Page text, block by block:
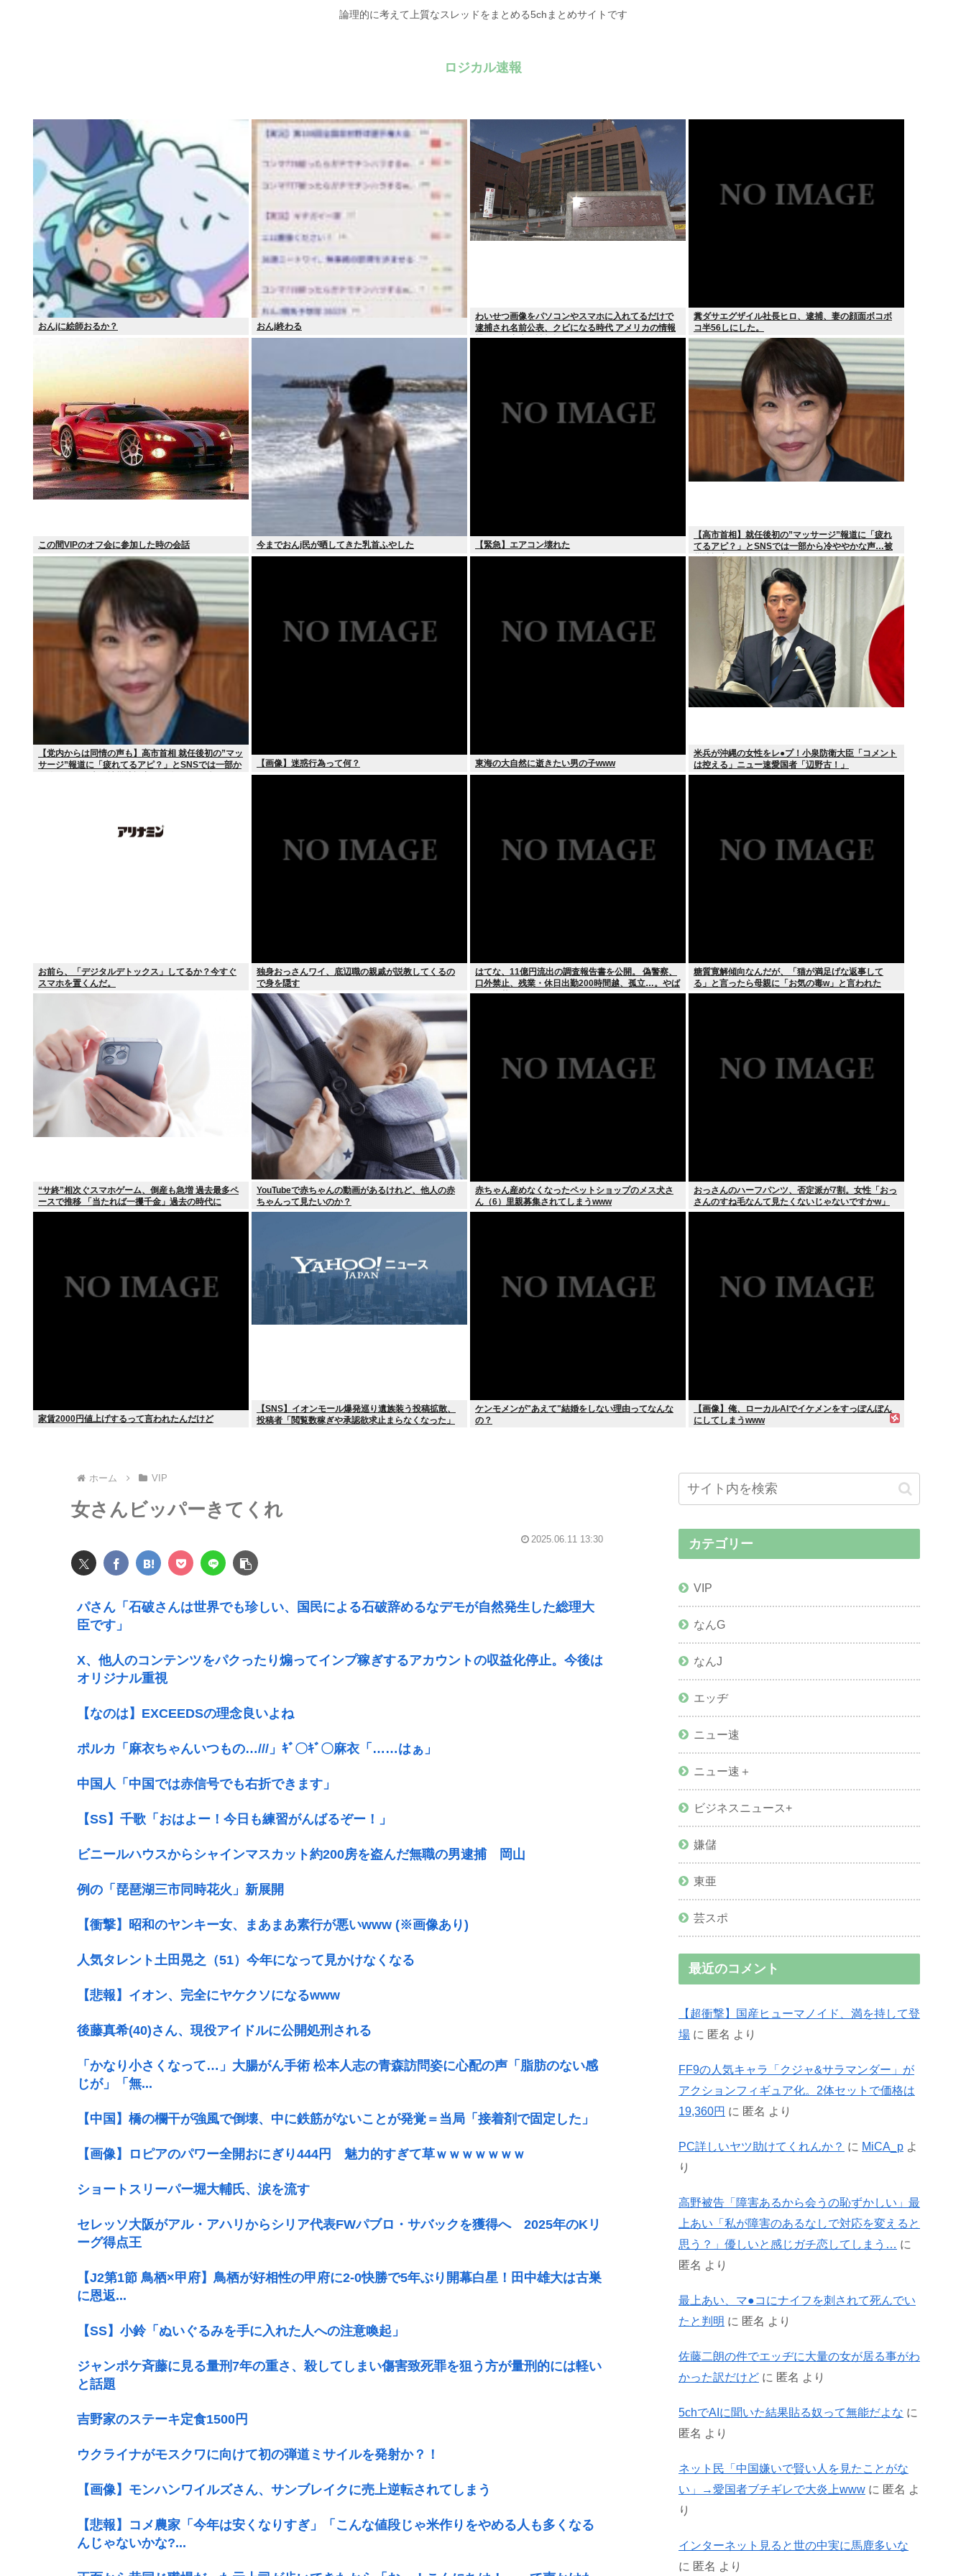
論理的に考えて上質なスレッドをまとめる5chまとめサイトです
ロジカル速報
おんjに絵師おるか？ おんj終わる
わいせつ画像をパソコンやスマホに入れてるだけで
逮捕され名前公表、クビになる時代 アメリカの情報
機関が警察庁に情報提供
糞ダサエグザイル社長ヒロ、逮捕、妻の顔面ボコボ
コ半56しにした。
この間VIPのオフ会に参加した時の会話 今までおんj民が晒してきた乳首ふやした 【緊急】エアコン壊れた
【高市首相】就任後初の”マッサージ”報道に「疲れ
てるアピ？」とSNSでは一部から冷ややかな声…被
災地視察”PV動画”から続く不信
【党内からは同情の声も】高市首相 就任後初の”マッ
サージ”報道に「疲れてるアピ？」とSNSでは一部か
【画像】迷惑行為って何？ 東海の大自然に逝きたい男の子www
米兵が沖縄の女性をレ●プ！小泉防衛大臣「コメント
は控える」ニュー速愛国者「辺野古！」
お前ら、「デジタルデトックス」してるか？今すぐ
スマホを置くんだ。
独身おっさんワイ、底辺職の親戚が説教してくるの
で身を隠す
はてな、11億円流出の調査報告書を公開。 偽警察、
口外禁止、残業・休日出勤200時間越、孤立…。やば
すぎて草はえる
糖質寛解傾向なんだが、「猫が満足げな返事して
る」と言ったら母親に「お気の毒w」と言われた
“サ終”相次ぐスマホゲーム、倒産も急増 過去最多ペ
ースで推移 「当たれば一攫千金」過去の時代に
YouTubeで赤ちゃんの動画があるけれど、他人の赤
ちゃんって見たいのか？
赤ちゃん産めなくなったペットショップのメス犬さ
ん（6）里親募集されてしまうwww
おっさんのハーフパンツ、否定派が7割。女性「おっ
さんのすね毛なんて見たくないじゃないですかw」
家賃2000円値上げするって言われたんだけど
【SNS】イオンモール爆発巡り遺族装う投稿拡散、
投稿者「閲覧数稼ぎや承認欲求止まらなくなった」
ケンモメンが"あえて"結婚をしない理由ってなんな
の？
【画像】俺、ローカルAIでイケメンをすっぽんぽん
にしてしまうwww
ホーム VIP
女さんビッパーきてくれ
2025.06.11 13:30
パさん「石破さんは世界でも珍しい、国民による石破辞めるなデモが自然発生した総理大
臣です」
X、他人のコンテンツをパクったり煽ってインプ稼ぎするアカウントの収益化停止。今後は
オリジナル重視
【なのは】EXCEEDSの理念良いよね
ポルカ「麻衣ちゃんいつもの…///」ｷﾞ〇ｷﾞ〇麻衣「……はぁ」
中国人「中国では赤信号でも右折できます」
【SS】千歌「おはよー！今日も練習がんばるぞー！」
ビニールハウスからシャインマスカット約200房を盗んだ無職の男逮捕 岡山
例の「琵琶湖三市同時花火」新展開
【衝撃】昭和のヤンキー女、まあまあ素行が悪いwww (※画像あり)
人気タレント土田晃之（51）今年になって見かけなくなる
【悲報】イオン、完全にヤケクソになるwww
後藤真希(40)さん、現役アイドルに公開処刑される
「かなり小さくなって…」大腸がん手術 松本人志の青森訪問姿に心配の声「脂肪のない感
じが」「無...
【中国】橋の欄干が強風で倒壊、中に鉄筋がないことが発覚＝当局「接着剤で固定した」
【画像】ロピアのパワー全開おにぎり444円 魅力的すぎて草ｗｗｗｗｗｗｗ
ショートスリーパー堀大輔氏、涙を流す
セレッソ大阪がアル・アハリからシリア代表FWパブロ・サバックを獲得へ 2025年のKリ
ーグ得点王
【J2第1節 鳥栖×甲府】鳥栖が好相性の甲府に2-0快勝で5年ぶり開幕白星！田中雄大は古巣
に恩返...
【SS】小鈴「ぬいぐるみを手に入れた人への注意喚起」
ジャンポケ斉藤に見る量刑7年の重さ、殺してしまい傷害致死罪を狙う方が量刑的には軽い
と話題
吉野家のステーキ定食1500円
ウクライナがモスクワに向けて初の弾道ミサイルを発射か？！
【画像】モンハンワイルズさん、サンブレイクに売上逆転されてしまう
【悲報】コメ農家「今年は安くなりすぎ」「こんな値段じゃ米作りをやめる人も多くなる
んじゃないかな?...
カテゴリー
VIP
なんG
なんJ
エッヂ
ニュー速
ニュー速＋
ビジネスニュース+
嫌儲
東亜
芸スポ
最近のコメント
【超衝撃】国産ヒューマノイド、満を持して登
場 に 匿名 より
FF9の人気キャラ「クジャ&サラマンダー」が
アクションフィギュア化。2体セットで価格は
19,360円 に 匿名 より
PC詳しいヤツ助けてくれんか？ に MiCA_p よ
り
高野被告「障害あるから会うの恥ずかしい」最
上あい「私が障害のあるなしで対応を変えると
思う？」優しいと感じガチ恋してしまう…
に
匿名 より
最上あい、マ●コにナイフを刺されて死んでい
たと判明 に 匿名 より
佐藤二朗の件でエッヂに大量の女が居る事がわ
かった訳だけど に 匿名 より
5chでAIに聞いた結果貼る奴って無能だよな に
匿名 より
ネット民「中国嫌いで賢い人を見たことがな
い」→愛国者ブチギレで大炎上www に 匿名 よ
り
インターネット見ると世の中実に馬鹿多いな
に 匿名 より